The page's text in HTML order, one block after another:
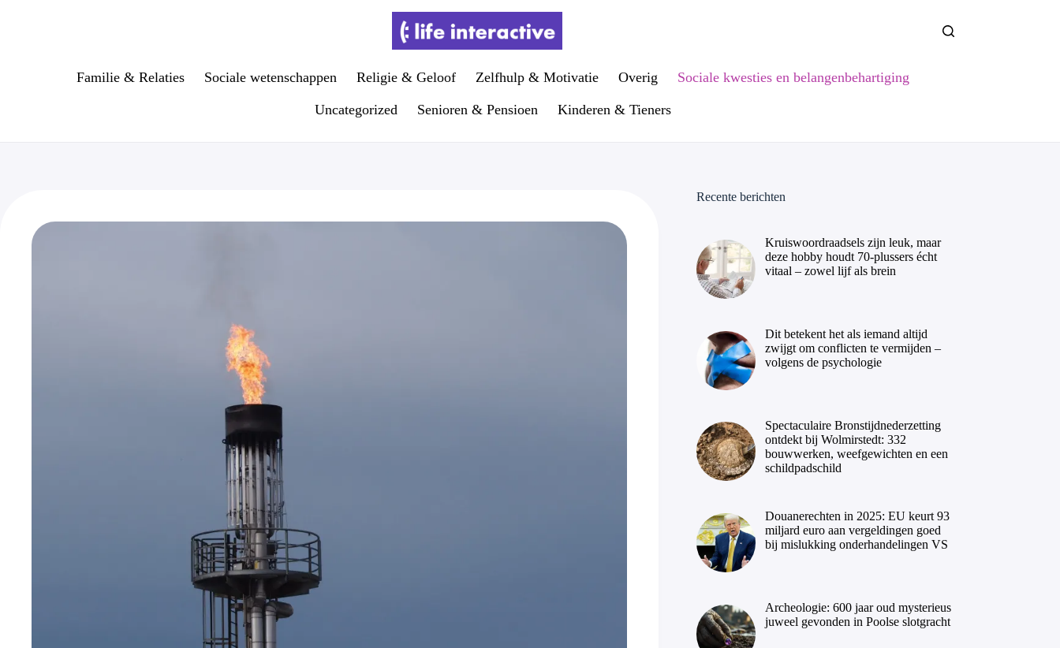
Familie & Relaties Sociale wetenschappen Religie & Geloof Zelfhulp & Motivatie Overig Sociale kwesties en belangenbehartiging
Uncategorized Senioren & Pensioen Kinderen & Tieners
Recente berichten
Kruiswoordraadsels zijn leuk, maar
deze hobby houdt 70-plussers écht
vitaal – zowel lijf als brein
Dit betekent het als iemand altijd
zwijgt om conflicten te vermijden –
volgens de psychologie
Spectaculaire Bronstijdnederzetting
ontdekt bij Wolmirstedt: 332
bouwwerken, weefgewichten en een
schildpadschild
Douanerechten in 2025: EU keurt 93
miljard euro aan vergeldingen goed
bij mislukking onderhandelingen VS
Archeologie: 600 jaar oud mysterieus
juweel gevonden in Poolse slotgracht